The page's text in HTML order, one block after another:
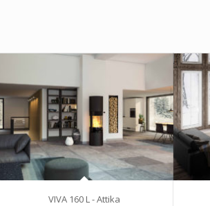
VIVA 160 L - Attika